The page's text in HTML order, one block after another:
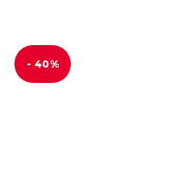
- 40%